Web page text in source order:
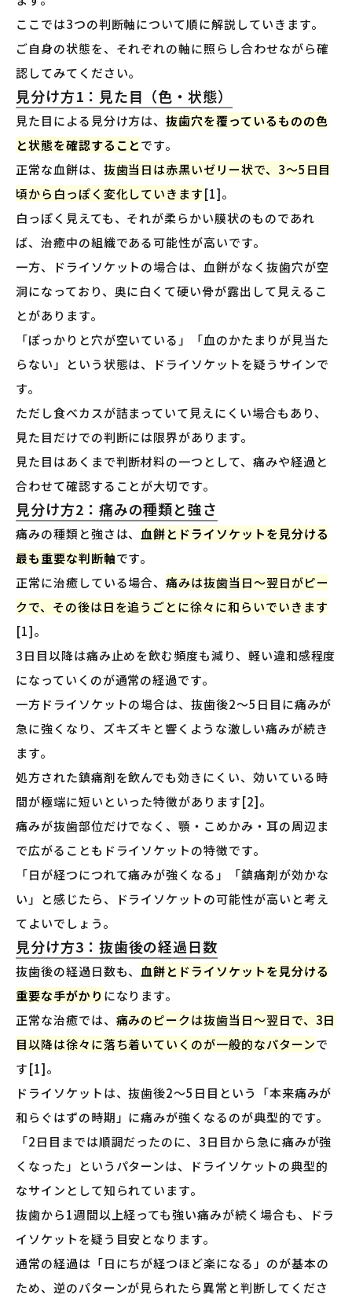
ここでは3つの判断軸について順に解説していきます。
ご自身の状態を、それぞれの軸に照らし合わせながら確
認してみてください。
見分け方1：見た目（色・状態）
見た目による見分け方は、抜歯穴を覆っているものの色
と状態を確認することです。
正常な血餅は、 抜歯当日は赤黒いゼリー状で、3〜5日目
頃から白っぽく変化していきます[1]。
白っぽく見えても、それが柔らかい膜状のものであれ
ば、治癒中の組織である可能性が高いです。
一方、ドライソケットの場合は、血餅がなく抜歯穴が空
洞になっており、奥に白くて硬い骨が露出して見えるこ
とがあります。
「ぽっかりと穴が空いている」「血のかたまりが見当た
らない」という状態は、ドライソケットを疑うサインで
す。
ただし食べカスが詰まっていて見えにくい場合もあり、
見た目だけでの判断には限界があります。
見た目はあくまで判断材料の一つとして、痛みや経過と
合わせて確認することが大切です。
見分け方2：痛みの種類と強さ
痛みの種類と強さは、 血餅とドライソケットを見分ける
最も重要な判断軸です。
正常に治癒している場合、痛みは抜歯当日〜翌日がピー
クで、その後は日を追うごとに徐々に和らいでいきます
[1]。
3日目以降は痛み止めを飲む頻度も減り、軽い違和感程度
になっていくのが通常の経過です。
一方ドライソケットの場合は、抜歯後2〜5日目に痛みが
急に強くなり、ズキズキと響くような激しい痛みが続き
ます。
処方された鎮痛剤を飲んでも効きにくい、効いている時
間が極端に短いといった特徴があります[2]。
痛みが抜歯部位だけでなく、顎・こめかみ・耳の周辺ま
で広がることもドライソケットの特徴です。
「日が経つにつれて痛みが強くなる」「鎮痛剤が効かな
い」と感じたら、ドライソケットの可能性が高いと考え
てよいでしょう。
見分け方3：抜歯後の経過日数
抜歯後の経過日数も、 血餅とドライソケットを見分ける
重要な手がかり になります。
正常な治癒では、 痛みのピークは抜歯当日〜翌日で、3日
目以降は徐々に落ち着いていくのが一般的なパターンで
す[1]。
ドライソケットは、抜歯後2〜5日目という「本来痛みが
和らぐはずの時期」に痛みが強くなるのが典型的です。
「2日目までは順調だったのに、3日目から急に痛みが強
くなった」というパターンは、ドライソケットの典型的
なサインとして知られています。
抜歯から1週間以上経っても強い痛みが続く場合も、ドラ
イソケットを疑う目安となります。
通常の経過は「日にちが経つほど楽になる」のが基本の
ため、逆のパターンが見られたら異常と判断してくださ